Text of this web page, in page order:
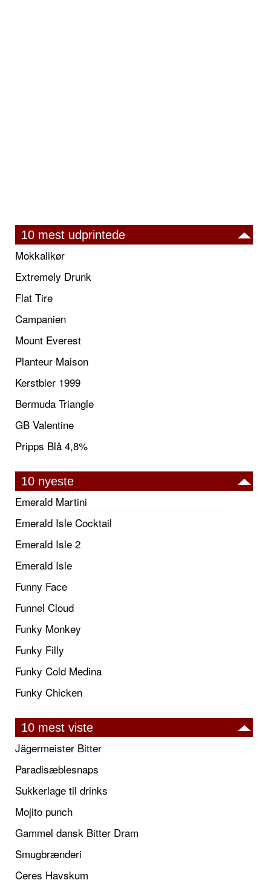
10 mest udprintede
Mokkalikør
Extremely Drunk
Flat Tire
Campanien
Mount Everest
Planteur Maison
Kerstbier 1999
Bermuda Triangle
GB Valentine
Pripps Blå 4,8%
10 nyeste
Emerald Martini
Emerald Isle Cocktail
Emerald Isle 2
Emerald Isle
Funny Face
Funnel Cloud
Funky Monkey
Funky Filly
Funky Cold Medina
Funky Chicken
10 mest viste
Jägermeister Bitter
Paradisæblesnaps
Sukkerlage til drinks
Mojito punch
Gammel dansk Bitter Dram
Smugbrænderi
Ceres Havskum